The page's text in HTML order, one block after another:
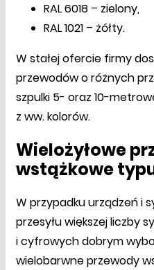
RAL 6018 – zielony,
RAL 1021 – żółty.
W stałej ofercie firmy
przewodów o różnych
szpulki 5- oraz 10-
z ww. kolorów.
Wielożyłowe
wstążkowe
W przypadku urządzeń i
przesyłu większej liczby
i cyfrowych dobrym
wielobarwne przewody